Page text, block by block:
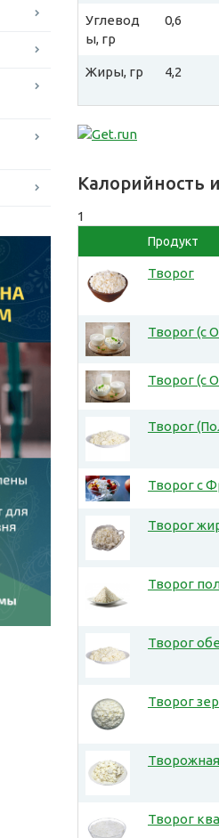
Углевод
ы, гр
0,6
Жиры, гр 4,2
Калорийность
1
Продукт
Творог
Творог (с
Творог (с
Творог
Творог с
Творог
Творог
Творог
Творог
Творог